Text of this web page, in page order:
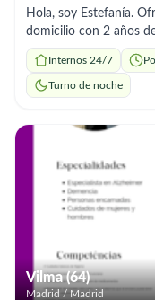
Hola, soy Estefanía.
domicilio con 2 años
cuidado de personas
persona muy amable,
aprendizaje. Mis servicios incluyen: °Aseo e higiene personal y
hidratación.
supervisión de medicación. Cuento con TIE
disponibilidad horaria
prioridad es brindar
más lo necesitan.
Internos 24/7
Turno de noche
Vilma (64)
Madrid / Madrid